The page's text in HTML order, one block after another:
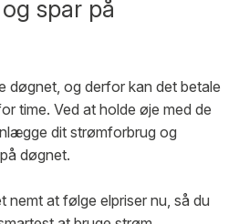
spar på
døgnet, og derfor kan det betale
time. Ved at holde øje med de
dit strømforbrug og
døgnet.
nemt at følge elpriser nu, så du